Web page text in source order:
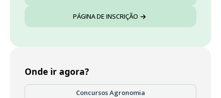
PÁGINA DE INSCRIÇÃO
Onde ir agora?
Concursos Agronomia